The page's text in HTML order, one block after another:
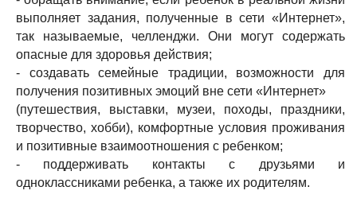
выполняет задания, полученные в сети «Интернет»,
так называемые, челленджи. Они могут содержать
опасные для здоровья действия;
- создавать семейные традиции, возможности для
получения позитивных эмоций вне сети «Интернет»
(путешествия, выставки, музеи, походы, праздники,
творчество, хобби), комфортные условия проживания
и позитивные взаимоотношения с ребенком;
- поддерживать контакты с друзьями и
одноклассниками ребенка, а также их родителям.